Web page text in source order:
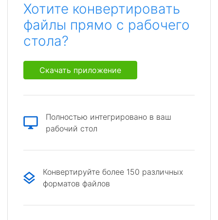
Хотите конвертировать
файлы прямо с рабочего
стола?
Скачать приложение
Полностью интегрировано в ваш
рабочий стол
Конвертируйте более 150 различных
форматов файлов